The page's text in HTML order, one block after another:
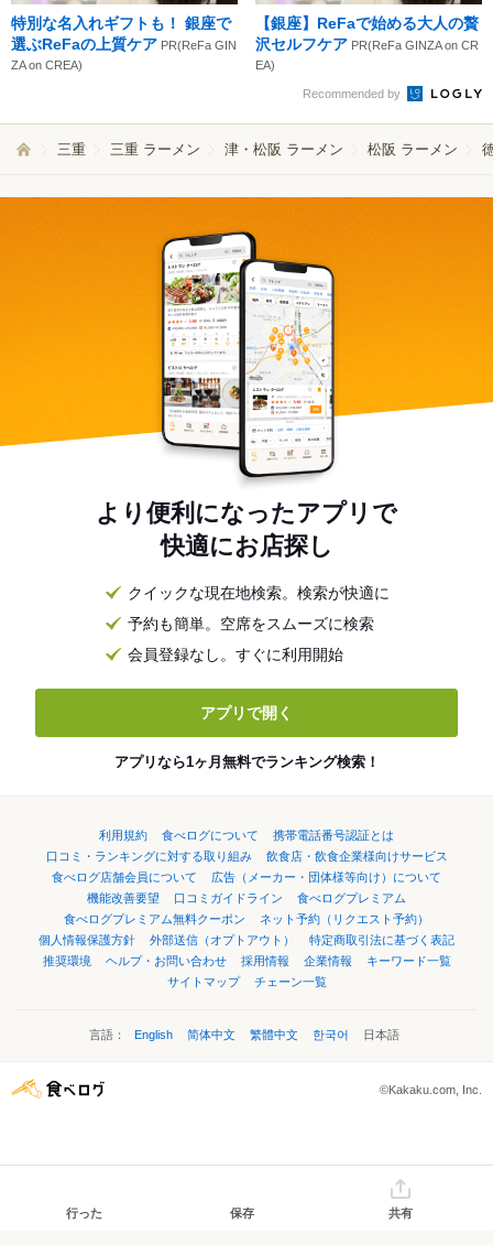
特別な名入れギフトも！ 銀座で
選ぶReFaの上質ケア PR(ReFa GIN
ZA on CREA)
【銀座】ReFaで始める大人の贅
沢セルフケア PR(ReFa GINZA on CR
EA)
Recommended by
三重 三重 ラーメン 津・松阪 ラーメン 松阪 ラーメン
より便利になったアプリで
快適にお店探し
クイックな現在地検索。検索が快適に
予約も簡単。空席をスムーズに検索
会員登録なし。すぐに利用開始
アプリで開く
アプリなら1ヶ月無料でランキング検索！
利用規約 食べログについて
携帯電話番号認証とは
口コミ・ランキングに対する取り組み
飲食店・飲食企業様向けサービス
食べログ店舗会員について
広告（メーカー・団体様等向け）について
機能改善要望
口コミガイドライン
食べログプレミアム
食べログプレミアム無料クーポン
ネット予約（リクエスト予約）
個人情報保護方針
外部送信（オプトアウト）
特定商取引法に基づく表記
推奨環境
ヘルプ・お問い合わせ 採用情報 企業情報
キーワード一覧
サイトマップ
チェーン一覧
言語： English 简体中文 繁體中文 한국어 日本語
©Kakaku.com, Inc.
行った 保存 共有